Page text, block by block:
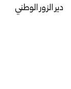
دير الزور الوطني